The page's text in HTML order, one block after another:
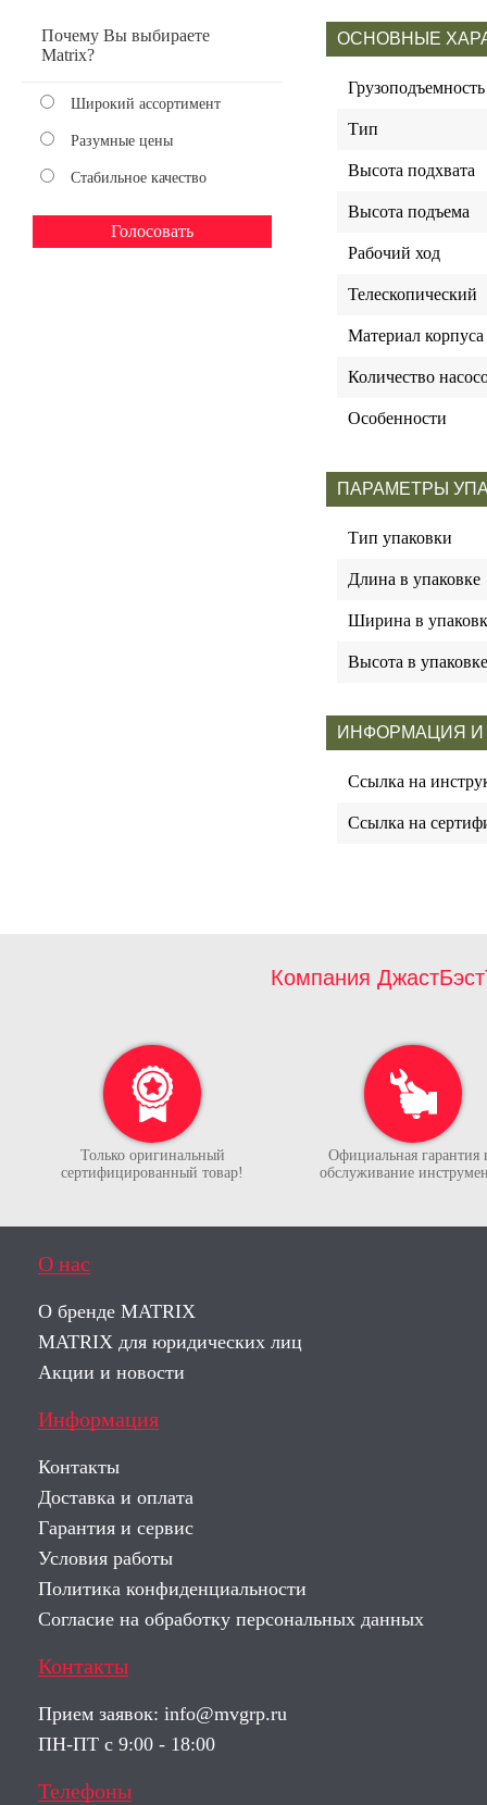
Почему Вы выбираете
Matrix?
Широкий ассортимент
Разумные цены
Стабильное качество
ОСНОВНЫЕ
Грузоподъемность
Тип
Высота подхвата
Высота подъема
Рабочий ход
Телескопический
Материал корпуса
Количество
Особенности
ПАРАМЕТРЫ
Тип упаковки
Длина в упаковке
Ширина в
Высота в упаковке
ИНФОРМАЦИЯ И
Ссылка на
Ссылка на
Компания
Только оригинальный
сертифицированный товар!
Официальная гарантия
обслуживание
О нас
О бренде MATRIX
MATRIX для юридических лиц
Акции и новости
Информация
Контакты
Доставка и оплата
Гарантия и сервис
Условия работы
Политика конфиденциальности
Согласие на обработку персональных данных
Контакты
Прием заявок: info@mvgrp.ru
ПН-ПТ с 9:00 - 18:00
Телефоны